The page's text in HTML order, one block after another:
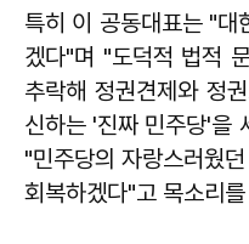
특히 이 공동대표는 "대
겠다"며 "도덕적 법적
추락해 정권견제와 정
신하는 '진짜 민주당'을
"민주당의 자랑스러웠
회복하겠다"고 목소리